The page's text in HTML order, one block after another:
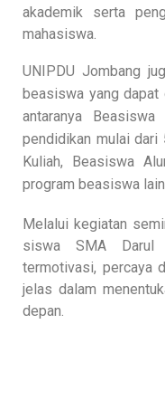
akademik serta
mahasiswa.
UNIPDU Jombang
beasiswa yang
antaranya
pendidikan mulai dari
Kuliah, Beasiswa
program beasiswa
Melalui kegiatan
siswa SMA Darul
termotivasi, percaya
jelas dalam
depan.